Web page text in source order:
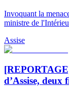
Invoquant la
ministre de
Assise
d’Assise, deux